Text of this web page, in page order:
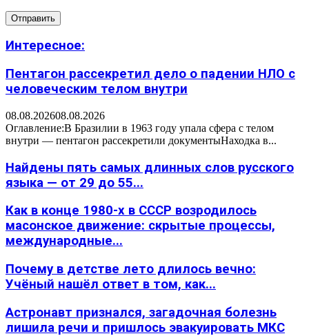
Интересное:
Пентагон рассекретил дело о падении НЛО с
человеческим телом внутри
08.08.202608.08.2026
Оглавление:В Бразилии в 1963 году упала сфера с телом
внутри — пентагон рассекретили документыНаходка в...
Найдены пять самых длинных слов русского
языка — от 29 до 55...
Как в конце 1980-х в СССР возродилось
масонское движение: скрытые процессы,
международные...
Почему в детстве лето длилось вечно:
Учёный нашёл ответ в том, как...
Астронавт признался, загадочная болезнь
лишила речи и пришлось эвакуировать МКС